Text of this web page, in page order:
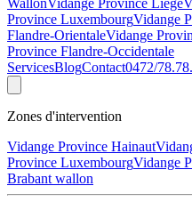
WallonVidange Province Liège
Province LuxembourgVidange
Flandre-OrientaleVidange
Province Flandre-Occidentale
ServicesBlogContact0472/
Zones d'intervention
Vidange Province Hainaut
Province LuxembourgVidange
Brabant wallon